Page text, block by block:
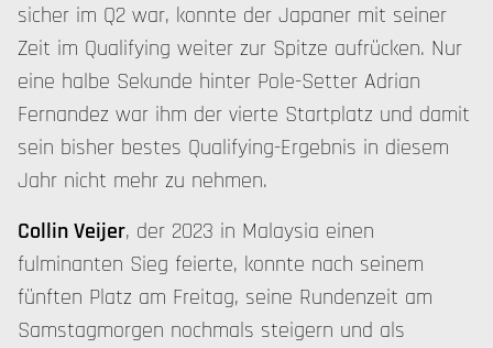
sicher im Q2 war, konnte der Japaner mit seiner
Zeit im Qualifying weiter zur Spitze aufrücken. Nur
eine halbe Sekunde hinter Pole-Setter Adrian
Fernandez war ihm der vierte Startplatz und damit
sein bisher bestes Qualifying-Ergebnis in diesem
Jahr nicht mehr zu nehmen.
Collin Veijer, der 2023 in Malaysia einen
fulminanten Sieg feierte, konnte nach seinem
fünften Platz am Freitag, seine Rundenzeit am
Samstagmorgen nochmals steigern und als